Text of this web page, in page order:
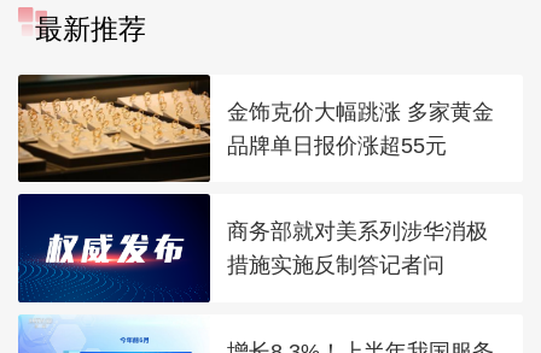
最新推荐
金饰克价大幅跳涨 多家黄金
品牌单日报价涨超55元
商务部就对美系列涉华消极
措施实施反制答记者问